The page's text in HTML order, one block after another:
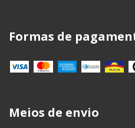
Formas de
Meios de envio